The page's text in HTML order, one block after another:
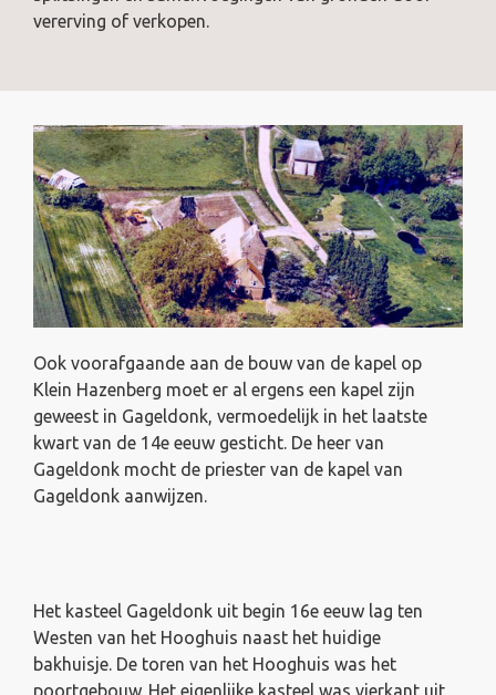
vererving of verkopen.
Ook voorafgaande aan de bouw van de kapel op
Klein Hazenberg moet er al ergens een kapel zijn
geweest in Gageldonk, vermoedelijk in het laatste
kwart van de 14e eeuw gesticht. De heer van
Gageldonk mocht de priester van de kapel van
Gageldonk aanwijzen.
Het kasteel Gageldonk uit begin 16e eeuw lag ten
Westen van het Hooghuis naast het huidige
bakhuisje. De toren van het Hooghuis was het
poortgebouw. Het eigenlijke kasteel was vierkant uit